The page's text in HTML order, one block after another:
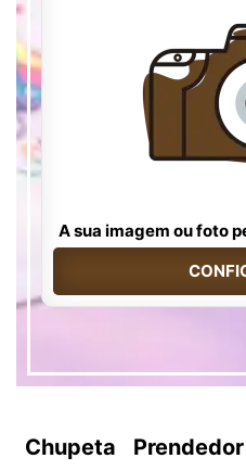
A sua imagem ou foto
Chupeta Prendedor